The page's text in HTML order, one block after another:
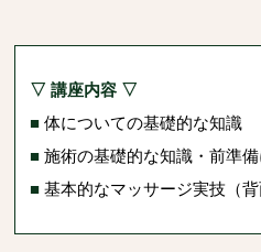
▽ 講座内容 ▽
■ 体についての基礎的な知識
■ 施術の基礎的な知識・前準
■ 基本的なマッサージ実技（背